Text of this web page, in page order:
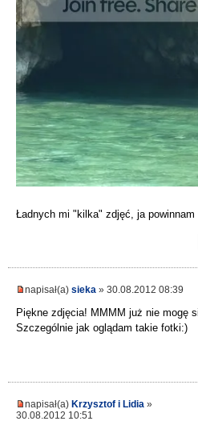
Ładnych mi "kilka" zdjęć, ja
napisał(a) sieka » 30.08.2012 08:39
Piękne zdjęcia! MMMM już nie mogę
Szczególnie jak oglądam takie fotki:)
napisał(a) Krzysztof i Lidia »
30.08.2012 10:51